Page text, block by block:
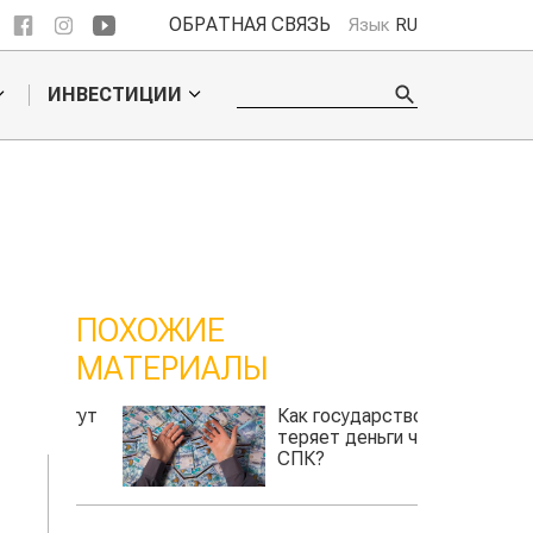
ОБРАТНАЯ СВЯЗЬ Язык RU
ИНВЕСТИЦИИ
ПОХОЖИЕ
МАТЕРИАЛЫ
Как государство
теряет деньги через
СПК?